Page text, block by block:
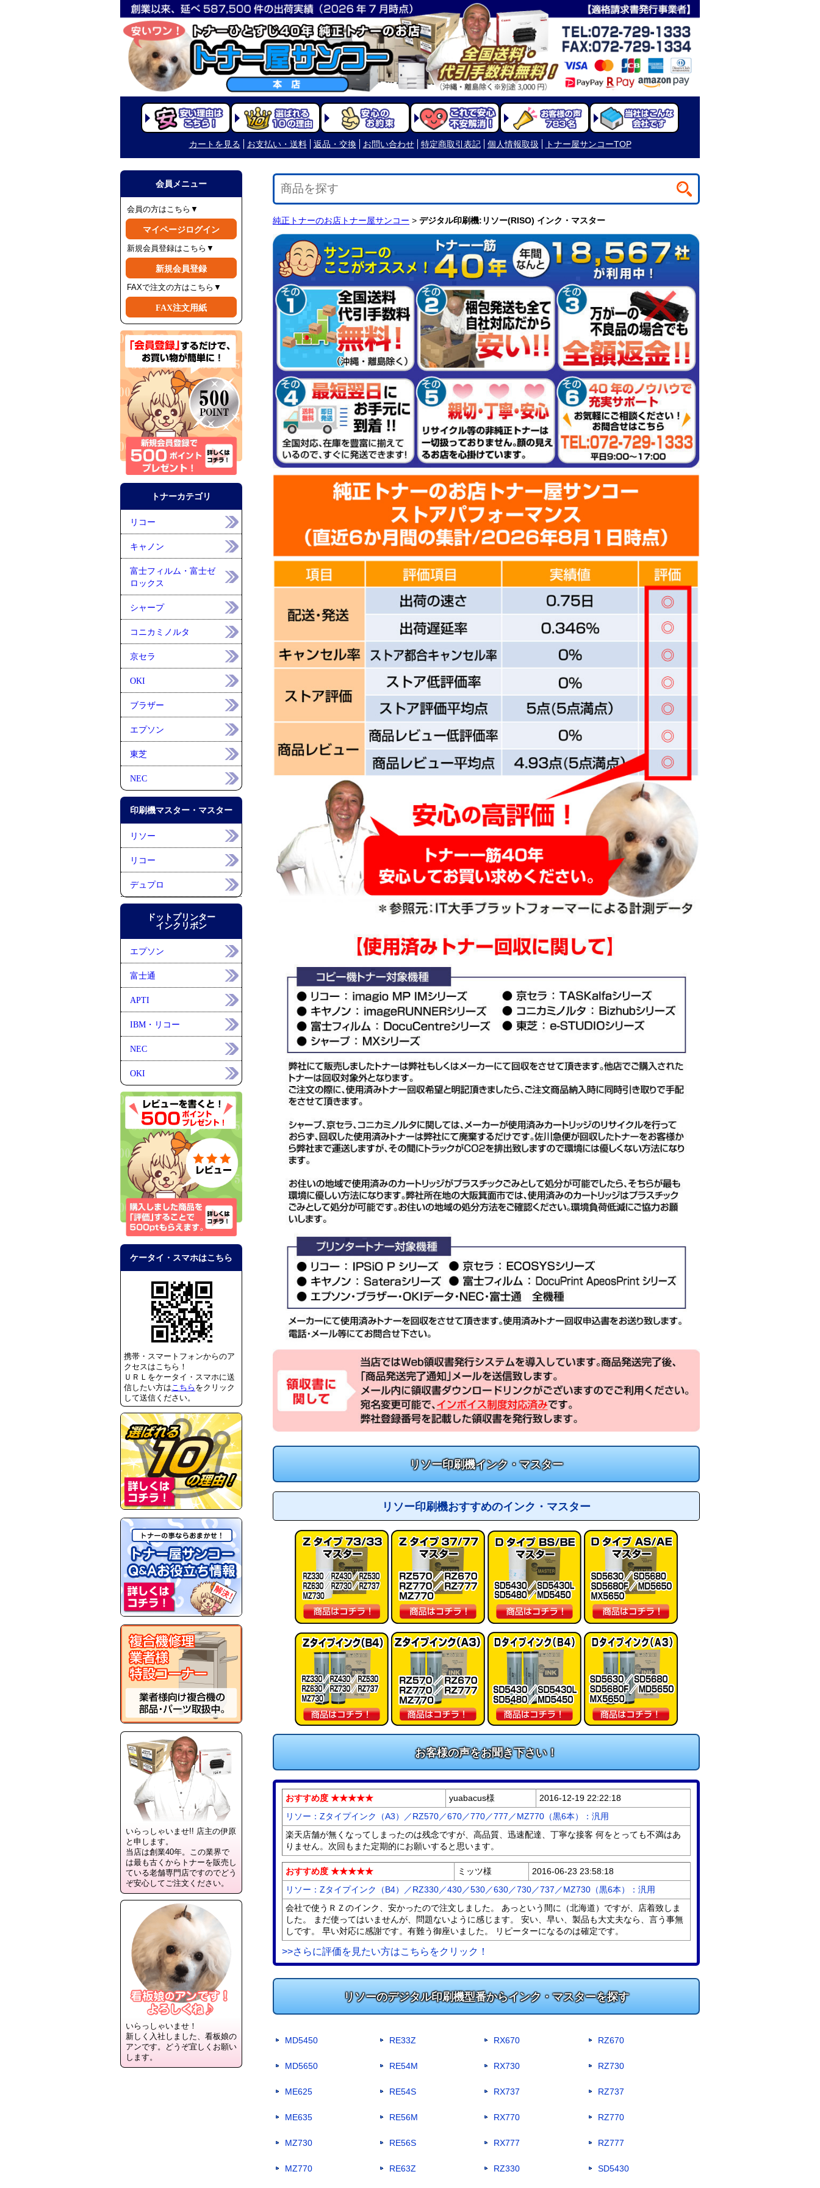
カートを見る お支払い・送料 返品・交換 お問い合わせ 特定商取引表記 個人情報取扱 トナー屋サンコーTOP
会員メニュー
会員の方はこちら▼
マイページログイン
新規会員登録はこちら▼
新規会員登録
FAXで注文の方はこちら▼
FAX注文用紙
トナーカテゴリ
リコー
キャノン
富士フィルム・富士ゼ
ロックス
シャープ
コニカミノルタ
京セラ
OKI
ブラザー
エプソン
東芝
NEC
印刷機マスター・マスター
リソー
リコー
デュプロ
ドットプリンター
インクリボン
エプソン
富士通
APTI
IBM・リコー
NEC
OKI
ケータイ・スマホはこちら
携帯・スマートフォンからのア
クセスはこちら！
ＵＲＬをケータイ・スマホに送
信したい方は こちら をクリック
して送信ください。
いらっしゃいませ!! 店主の伊原
と申します。
当店は創業40年。この業界で
は最も古くからトナーを販売し
ている老舗専門店ですのでどう
ぞ安心してご注文ください。
いらっしゃいませ！
新しく入社しました、看板娘の
アンです。どうぞ宜しくお願い
します。
純正トナーのお店トナー屋サンコー > デジタル印刷機:リソー(RISO) インク・マスター
リソー印刷機インク・マスター
リソー印刷機おすすめのインク・マスター
お客様の声をお聞き下さい！
おすすめ度 ★★★★★ yuabacus様
2016-12-19 22:22:18
リソー：Zタイプインク（A3）／RZ570／670／770／777／MZ770（黒6本）：汎用
楽天店舗が無くなってしまったのは残念ですが、高品質、迅速配達、丁寧な接客 何をとっても不満はあ
りません。次回もまた定期的にお願いすると思います。
おすすめ度 ★★★★★ ミッツ様
2016-06-23 23:58:18
リソー：Zタイプインク（B4）／RZ330／430／530／630／730／737／MZ730（黒6本）：汎用
会社で使うＲＺのインク、安かったので注文しました。 あっという間に（北海道）ですが、店着致しま
した。 まだ使ってはいませんが、問題ないように感じます。 安い、早い、製品も大丈夫なら、言う事無
しです。 早い対応に感謝です。有難う御座いました。 リピーターになるのは確定です。
>>さらに評価を見たい方はこちらをクリック！
リソーのデジタル印刷機型番からインク・マスターを探す
MD5450
MD5650
ME625
ME635
MZ730
MZ770
RE33Z
RE54M
RE54S
RE56M
RE56S
RE63Z
RX670
RX730
RX737
RX770
RX777
RZ330
RZ670
RZ730
RZ737
RZ770
RZ777
SD5430